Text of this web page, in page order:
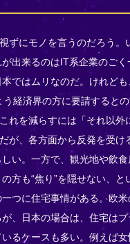
ずにモノを言うのだろう。
出来るのはIT系企業のご
ではムリなのだ。けれど
経済界の方に要請すると
れを減らすには「それ以
が、各方面から反発を受
い。一方で、観光地や飲
方も“焦り”を隠せない、
つに住宅事情がある。欧
、日本の場合は、住宅は
るケースも多い。例えば